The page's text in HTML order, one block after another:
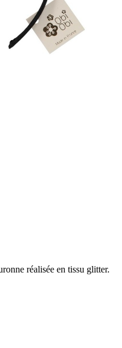
réalisée en tissu glitter.